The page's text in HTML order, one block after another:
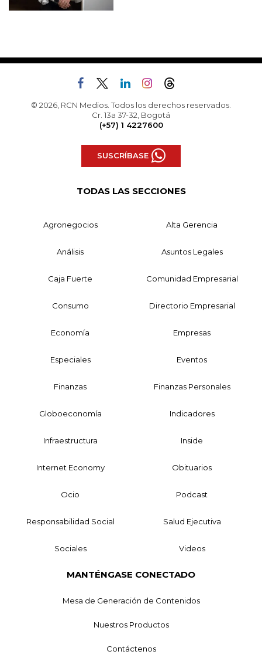
© 2026, RCN Medios. Todos los derechos reservados.
Cr. 13a 37-32, Bogotá
(+57) 1 4227600
SUSCRÍBASE
TODAS LAS SECCIONES
Agronegocios Alta Gerencia
Análisis Asuntos Legales
Caja Fuerte Comunidad Empresarial
Consumo Directorio Empresarial
Economía Empresas
Especiales Eventos
Finanzas Finanzas Personales
Globoeconomía Indicadores
Infraestructura Inside
Internet Economy Obituarios
Ocio Podcast
Responsabilidad Social Salud Ejecutiva
Sociales Videos
MANTÉNGASE CONECTADO
Mesa de Generación de Contenidos
Nuestros Productos
Contáctenos